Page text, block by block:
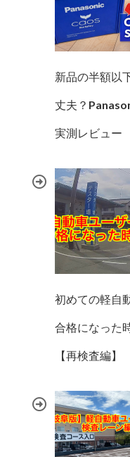
新品の半額以
丈夫？
実測レビュー
初めての軽自
合格になった
【再検査編】